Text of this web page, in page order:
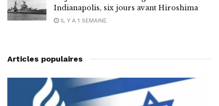
Indianapolis, six jours avant Hiroshima
IL Y A 1 SEMAINE
Articles populaires